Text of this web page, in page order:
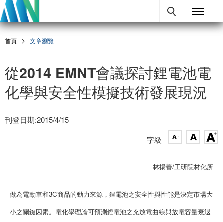
首頁 文章瀏覽
從2014 EMNT會議探討鋰電池電
化學與安全性模擬技術發展現況
刊登日期:2015/4/15
字級
林揚善/工研院材化所
做為電動車和3C商品的動力來源，鋰電池之安全性與性能是決定市場大
小之關鍵因素。電化學理論可預測鋰電池之充放電曲線與放電容量衰退